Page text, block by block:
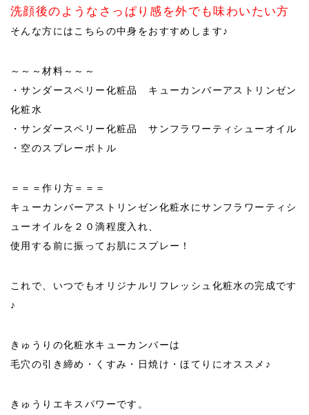
洗顔後のようなさっぱり感を外でも味わいたい方
そんな方にはこちらの中身をおすすめします♪
～～～材料～～～
・サンダースペリー化粧品 キューカンバーアストリンゼン
化粧水
・サンダースペリー化粧品 サンフラワーティシューオイル
・空のスプレーボトル
＝＝＝作り方＝＝＝
キューカンバーアストリンゼン化粧水にサンフラワーティシ
ューオイルを２０滴程度入れ、
使用する前に振ってお肌にスプレー！
これで、いつでもオリジナルリフレッシュ化粧水の完成です
♪
きゅうりの化粧水キューカンバーは
毛穴の引き締め・くすみ・日焼け・ほてりにオススメ♪
きゅうりエキスパワーです。